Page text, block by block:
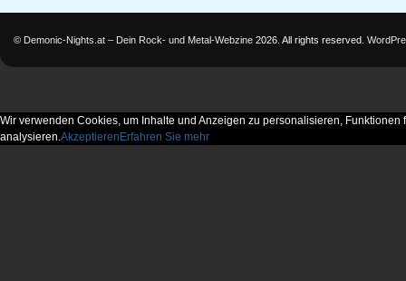
© Demonic-Nights.at – Dein Rock- und Metal-Webzine 2026. All rights reserved.
Wir verwenden Cookies, um Inhalte und Anzeigen zu personalisieren,
analysieren.Akzeptieren Erfahren Sie mehr